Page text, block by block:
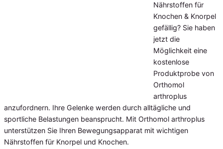
Nährstoffen für
Knochen & Knorpel
gefällig? Sie haben
jetzt die
Möglichkeit eine
kostenlose
Produktprobe von
Orthomol
arthroplus
anzufordnern. Ihre Gelenke werden durch alltägliche und
sportliche Belastungen beansprucht. Mit Orthomol arthroplus
unterstützen Sie Ihren Bewegungsapparat mit wichtigen
Nährstoffen für Knorpel und Knochen.